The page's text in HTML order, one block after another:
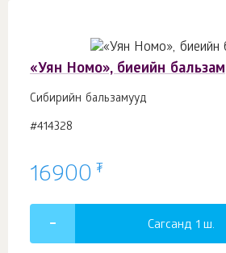
«Уян Номо», биеийн бальзам
Сибирийн бальзамууд
#414328
16900 ₮
Сагсанд 1 ш.